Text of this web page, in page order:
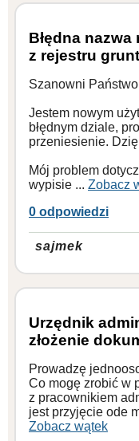
Błędna
z rejestru
Szanowni
Jestem nowym
błędnym dziale,
przeniesienie.
Mój problem
wypisie ... Zobacz
0 odpowiedzi
sajmek
Urzędnik
złożenie
Prowadzę
Co mogę zrobić w
z pracownikiem
jest przyjęcie ode
Zobacz wątek